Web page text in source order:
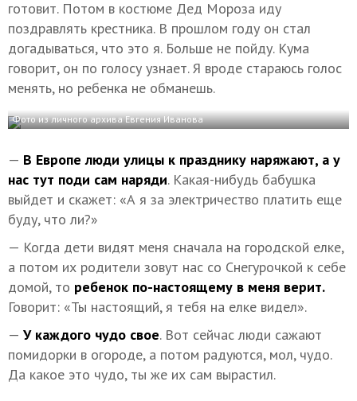
готовит. Потом в костюме Дед Мороза иду
поздравлять крестника. В прошлом году он стал
догадываться, что это я. Больше не пойду. Кума
говорит, он по голосу узнает. Я вроде стараюсь голос
менять, но ребенка не обманешь.
Фото из личного архива Евгения Иванова
— В Европе люди улицы к празднику наряжают, а у
нас тут поди сам наряди. Какая-нибудь бабушка
выйдет и скажет: «А я за электричество платить еще
буду, что ли?»
— Когда дети видят меня сначала на городской елке,
а потом их родители зовут нас со Снегурочкой к себе
домой, то ребенок по-настоящему в меня верит.
Говорит: «Ты настоящий, я тебя на елке видел».
— У каждого чудо свое. Вот сейчас люди сажают
помидорки в огороде, а потом радуются, мол, чудо.
Да какое это чудо, ты же их сам вырастил.